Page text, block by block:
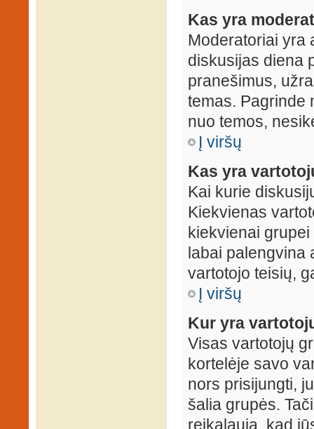
Kas yra
Moderatoriai yra
diskusijas diena
pranešimus,
temas. Pagrinde
nuo temos,
Į viršų
Kas yra
Kai kurie
Kiekvienas
kiekvienai
labai palengvina
vartotojo teisių,
Į viršų
Kur yra
Visas vartotojų
kortelėje savo
nors prisijungti,
šalia grupės.
reikalauja, kad